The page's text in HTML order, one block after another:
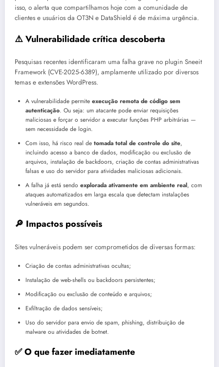
isso, o alerta que compartilhamos hoje com a comunidade de
clientes e usuários da OT3N e DataShield é de máxima urgência.
⚠️ Vulnerabilidade crítica descoberta
Pesquisas recentes identificaram uma falha grave no plugin Sneeit
Framework (CVE-2025-6389), amplamente utilizado por diversos
temas e extensões WordPress.
A vulnerabilidade permite execução remota de código sem
autenticação. Ou seja: um atacante pode enviar requisições
maliciosas e forçar o servidor a executar funções PHP arbitrárias —
sem necessidade de login.
Com isso, há risco real de tomada total de controle do site,
incluindo acesso a banco de dados, modificação ou exclusão de
arquivos, instalação de backdoors, criação de contas administrativas
falsas e uso do servidor para atividades maliciosas adicionais.
A falha já está sendo explorada ativamente em ambiente real, com
ataques automatizados em larga escala que detectam instalações
vulneráveis em segundos.
🔎 Impactos possíveis
Sites vulneráveis podem ser comprometidos de diversas formas:
Criação de contas administrativas ocultas;
Instalação de web-shells ou backdoors persistentes;
Modificação ou exclusão de conteúdo e arquivos;
Exfiltração de dados sensíveis;
Uso do servidor para envio de spam, phishing, distribuição de
malware ou atividades de botnet.
✅ O que fazerimediatamente